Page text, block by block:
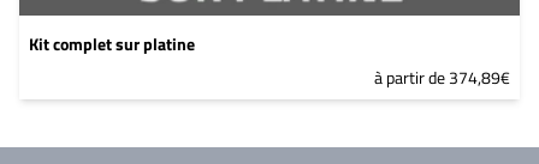
Kit complet sur platine
à partir de 374,89€